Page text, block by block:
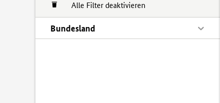
Alle Filter deaktivieren
Bundesland